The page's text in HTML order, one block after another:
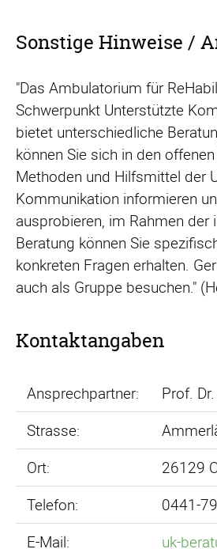
Sonstige Hinweise /
"Das Ambulatorium für
Schwerpunkt Unterstützte
bietet unterschiedliche
können Sie sich in den
Methoden und Hilfsmittel der
Kommunikation informieren
ausprobieren, im Rahmen der
Beratung können Sie
konkreten Fragen erhalten.
auch als Gruppe besuchen."
Kontaktangaben
Ansprechpartner:
Prof.
Strasse:
Ort:
26129
Telefon:
0441-
E-Mail:
uk-